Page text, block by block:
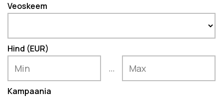
Veoskeem
Hind (EUR)
...
Kampaania